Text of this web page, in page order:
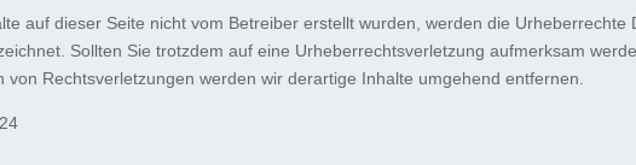
auf dieser Seite nicht vom Betreiber erstellt wurden, werden die
Sollten Sie trotzdem auf eine Urheberrechtsverletzung aufmerksam
von Rechtsverletzungen werden wir derartige Inhalte umgehend entfernen.